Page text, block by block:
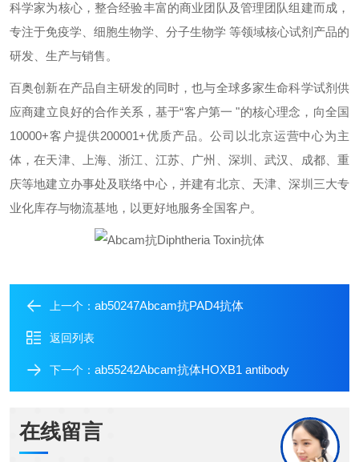
科学家为核心，整合经验丰富的商业团队及管理团队组建而成，
专注于免疫学、细胞生物学、分子生物学 等领域核心试剂产品的
研发、生产与销售。
百奥创新在产品自主研发的同时，也与全球多家生命科学试剂供
应商建立良好的合作关系，基于“客户第一 "的核心理念，向全国
10000+客户提供200001+优质产品。公司以北京运营中心为主
体，在天津、上海、浙江、江苏、广州、深圳、武汉、成都、重
庆等地建立办事处及联络中心，并建有北京、天津、深圳三大专
业化库存与物流基地，以更好地服务全国客户。
上一个： ab50247Abcam抗PAD4抗体
返回列表
下一个： ab55242Abcam抗体HOXB1 antibody
在线留言